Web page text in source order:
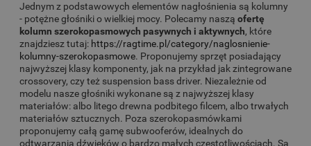
Jednym z podstawowych elementów nagłośnienia są kolumny
- potężne głośniki o wielkiej mocy. Polecamy naszą ofertę
kolumn szerokopasmowych pasywnych i aktywnych, które
znajdziesz tutaj: https://ragtime.pl/category/naglosnienie-
kolumny-szerokopasmowe. Proponujemy sprzęt posiadający
najwyższej klasy komponenty, jak na przykład jak zintegrowane
crossovery, czy też suspension bass driver. Niezależnie od
modelu nasze głośniki wykonane są z najwyższej klasy
materiałów: albo litego drewna podbitego filcem, albo trwałych
materiałów sztucznych. Poza szerokopasmówkami
proponujemy całą gamę subwooferów, idealnych do
odtwarzania dźwięków o bardzo małych częstotliwościach. Są